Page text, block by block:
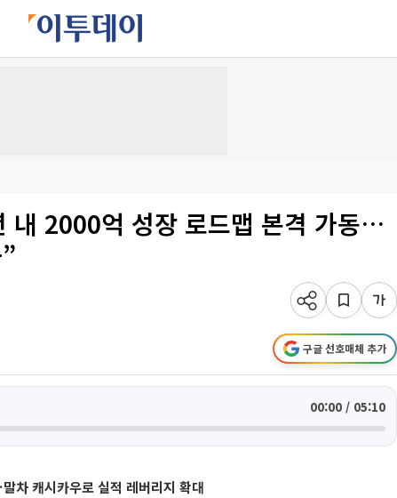
내 2000억 성장 로드맵 본격 가동…
구글 선호매체 추가
00:00 / 05:10
차 캐시카우로 실적 레버리지 확대